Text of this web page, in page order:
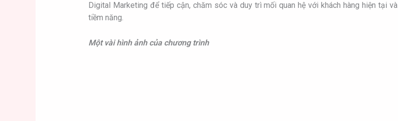
Digital Marketing để tiếp cận, chăm sóc và duy trì mối quan hệ với khách hàng hiện tại và
tiềm năng.
Một vài hình ảnh của chương trình